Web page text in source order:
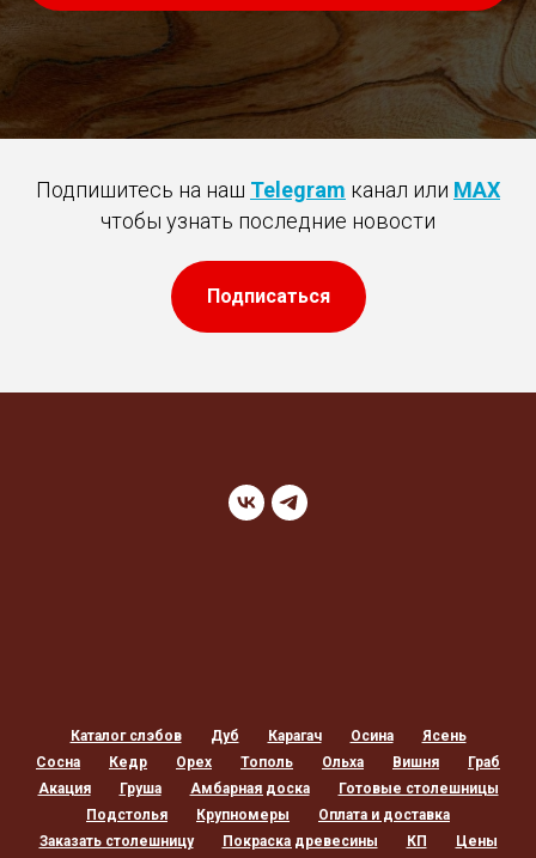
Подпишитесь на наш Telegram канал или MAX
чтобы узнать последние новости
Подписаться
Каталог слэбов Дуб Карагач Осина
Ясень
Сосна
Кедр Орех Тополь Ольха Вишня
Граб
Акация
Груша Амбарная доска
Готовые столешницы
Подстолья
Крупномеры
Оплата и доставка
Заказать столешницу
Покраска древесины КП Цены